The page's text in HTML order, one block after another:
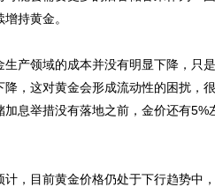
持黄金。
领域的成本并没有明显下降，只
降，这对黄金会形成流动性的困扰，
加息举措没有落地之前，金价还有
目前黄金价格仍处于下行趋势中